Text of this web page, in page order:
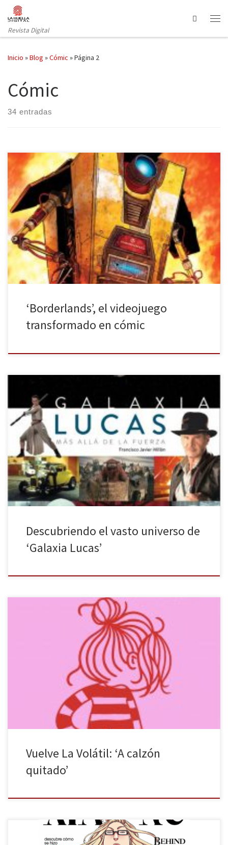
Saltar al contenido
Revista Digital
Search
Inicio »Blog »Cómic »Página 2
Cómic
34 entradas
La editorial Fandogamia continúa descubriéndonos el cómic
Borderlands, basado en el videojuego del mismo nombre que
apareció en Microsoft Windows, en Xbox 360 y en PlayStation 3. La
caída Fyrestone es el segundo volumen, en el que acompañamos
a los cuatro personajes principales y héroes de esta obra, que ya
[…]
‘Borderlands’, el videojuego
transformado en cómic
Al hablar de Lucasfilms automáticamente se nos viene a la mente
dos clásicas sagas, Star Wars e Indiana Jones. Pero la productora
creada por el cineasta George Lucas ha sido responsable de otros
grandes títulos cinematográficos que seguramente conozcas y
que probablemente no sabías. Es por ello que Diábolo Ediciones
[…]
Descubriendo el vasto universo de
‘Galaxia Lucas’
La palabra ‘emoción’, tal y como define el DRAE la palabra, es la
“Alteración del ánimo intensa y pasajera, agradable o penosa,
que va acompañada de cierta conmoción somática”. En pleno
siglo XXI, ¿quién no ha expresado esto con contenido visuales?
Constantemente relacionamos sentimientos con imágenes:
emoticonos, memes, gif y […]
Vuelve La Volátil: ‘A calzón
quitado’